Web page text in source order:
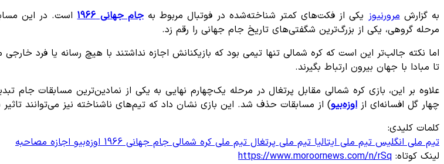
به گزارشمرورنیوزیکی از فکت‌های کمتر شناخته‌شده در فوتبال مربوط بهجام جهانی 1966 است. در این
مرحله گروهی، یکی از بزرگ‌ترین شگفتی‌های تاریخ جام جهانی را رقم زد.
اما نکته جالب‌تر این است که کره شمالی تنها تیمی بود که بازیکنانش اجازه نداشتند با هیچ رسانه یا فرد
تا مبادا با جهان بیرون ارتباط بگیرند.
چهار گل افسانه‌ای از اوزه‌بیو) از مسابقات حذف شد. این بازی نشان داد که تیم‌های ناشناخته نیز می‌توانند تاثیر
کلمات کلیدی:
تیم ملی انگلیستیم ملی ایتالیاتیم ملی پرتغالتیم ملی کره شمالیجام جهانی 1966 اوزه‌بیواجازه مصاحبه
لینک کوتاه: https://www.moroornews.com/n/rSq